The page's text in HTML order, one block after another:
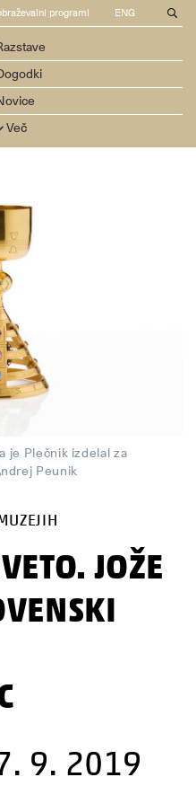
programi ENG
Več
je Plečnik izdelal za
Peunik
JOŽE
9. 2019